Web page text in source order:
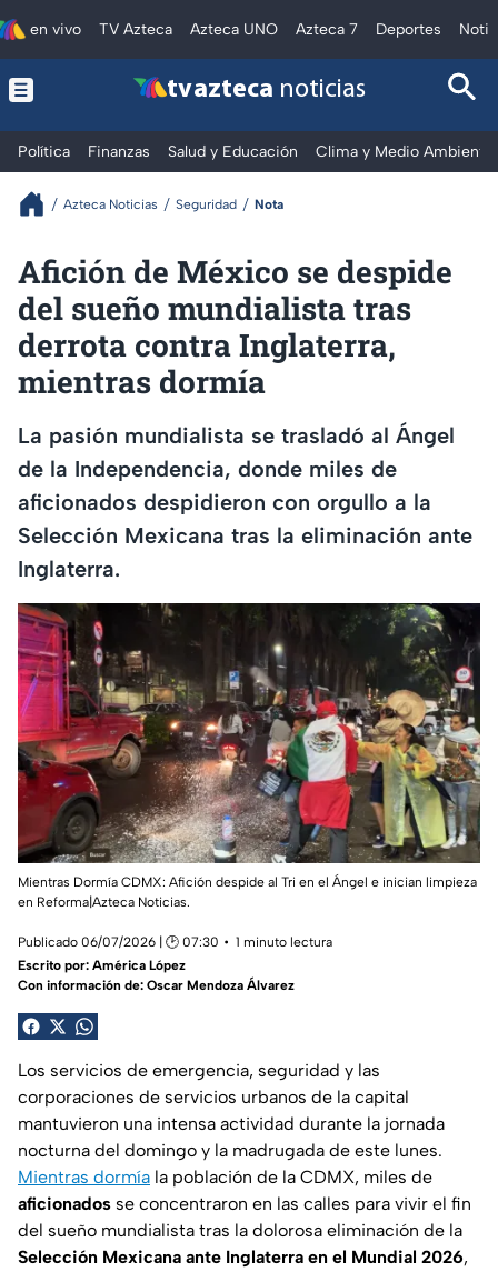
en vivo TV Azteca Azteca UNO Azteca 7 Deportes
tv azteca noticias
Política Finanzas Salud y Educación Clima y Medio Ambiente
Azteca Noticias Seguridad Nota
Afición de México se despide
del sueño mundialista tras
derrota contra Inglaterra,
mientras dormía
La pasión mundialista se trasladó al Ángel
de la Independencia, donde miles de
aficionados despidieron con orgullo a la
Selección Mexicana tras la eliminación ante
Inglaterra.
Mientras Dormía CDMX: Afición despide al Tri en el Ángel e inician limpieza
en Reforma|Azteca Noticias.
Publicado 06/07/2026 | 🕑 07:30
1 minuto lectura
Escrito por: América López
Con información de: Oscar Mendoza Álvarez
Los servicios de emergencia, seguridad y las
corporaciones de servicios urbanos de la capital
mantuvieron una intensa actividad durante la jornada
nocturna del domingo y la madrugada de este lunes.
Mientras dormía la población de la CDMX, miles de
aficionados se concentraron en las calles para vivir el fin
del sueño mundialista tras la dolorosa eliminación de la
Selección Mexicana ante Inglaterra en el Mundial 2026,